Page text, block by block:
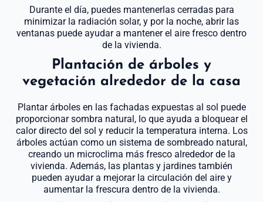
Durante el día, puedes mantenerlas cerradas para
minimizar la radiación solar, y por la noche, abrir las
ventanas puede ayudar a mantener el aire fresco dentro
de la vivienda.
Plantación de árboles y
vegetación alrededor de la casa
Plantar árboles en las fachadas expuestas al sol puede
proporcionar sombra natural, lo que ayuda a bloquear el
calor directo del sol y reducir la temperatura interna. Los
árboles actúan como un sistema de sombreado natural,
creando un microclima más fresco alrededor de la
vivienda. Además, las plantas y jardines también
pueden ayudar a mejorar la circulación del aire y
aumentar la frescura dentro de la vivienda.